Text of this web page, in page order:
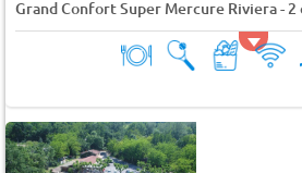
Grand Confort Super Mercure Riviera - 2